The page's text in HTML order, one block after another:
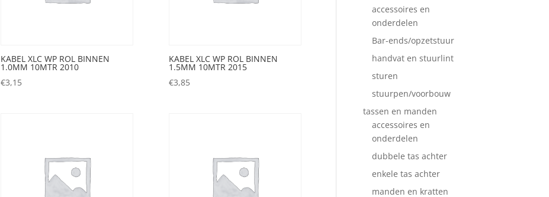
KABEL XLC WP ROL BINNEN
1.0MM 10MTR 2010
€3,15
KABEL XLC WP ROL BINNEN
1.5MM 10MTR 2015
€3,85
accessoires en
onderdelen
Bar-ends/opzetstuur
handvat en stuurlint
sturen
stuurpen/voorbouw
tassen en manden
accessoires en
onderdelen
dubbele tas achter
enkele tas achter
manden en kratten